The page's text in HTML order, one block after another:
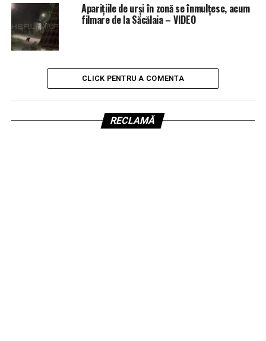
Aparițiile de urși în zonă se înmulțesc, acum
filmare de la Săcălaia – VIDEO
CLICK PENTRU A COMENTA
RECLAMĂ